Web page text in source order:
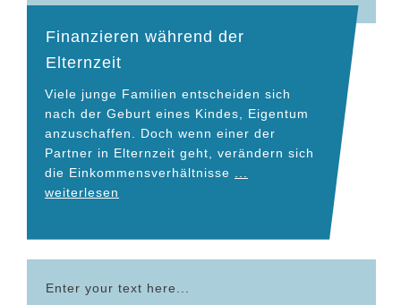
Finanzieren während der
Elternzeit
Viele junge Familien entscheiden sich
nach der Geburt eines Kindes, Eigentum
anzuschaffen. Doch wenn einer der
Partner in Elternzeit geht, verändern sich
die Einkommensverhältnisse
weiterlesen
Enter your text here...